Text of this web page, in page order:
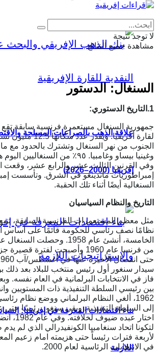
علاقة الذهب بالصراعات المسلحة
إفريقيا (2000–2026)
بناء اقتصادات المعرفة في إفريقيا:
اللازمة
لا توجد نتيجة
مشاهدة جميع النتائج
السنغال: الدستور
1.التاريخ الدستوري:
جمهورية السنغال مستعمرة فرنسية سابقة
لقارة أفريقيا. ويقدر
الجنوب من نهر السنغال وتشترك بالحدود مع
وغينيا بيساو وغامبيا. ٩٥٪ من
وفي القرنين الثالث عشر والرابع عشر، وقعت
إمبراطوريات ماندينغو في الشرق. وتأسست
السنغالية أيضًا أثناء تلك الحقبة.
التاريخ والنظام السياسيان
مثل معظم المستعمرات الفرنسية السابقة،
نظامًا نصف رئاسي للحكومة قائمًا على أساس
الخامسة، أنشئ عام 1958. وحصلت
من فرنسا عام 1960 وأصبحت لفترة
سيدار سنغور أول رئيس منتخب للبلاد بعد ذلك
فاز في الانتخابات البرلمانية في العام نفسه.
بين رئيسي السلطة التنفيذية ذات المستويين
1962، ألغي النظام البرلماني ووضع نظام
اختار
لتكونا اتحاد سنغامبيا الكونفيدرالي الذي لم
لأربعة فترات رئيساً حتى هزيمته امام زعيم
في الانتخابات الرئاسية لعام 2000.